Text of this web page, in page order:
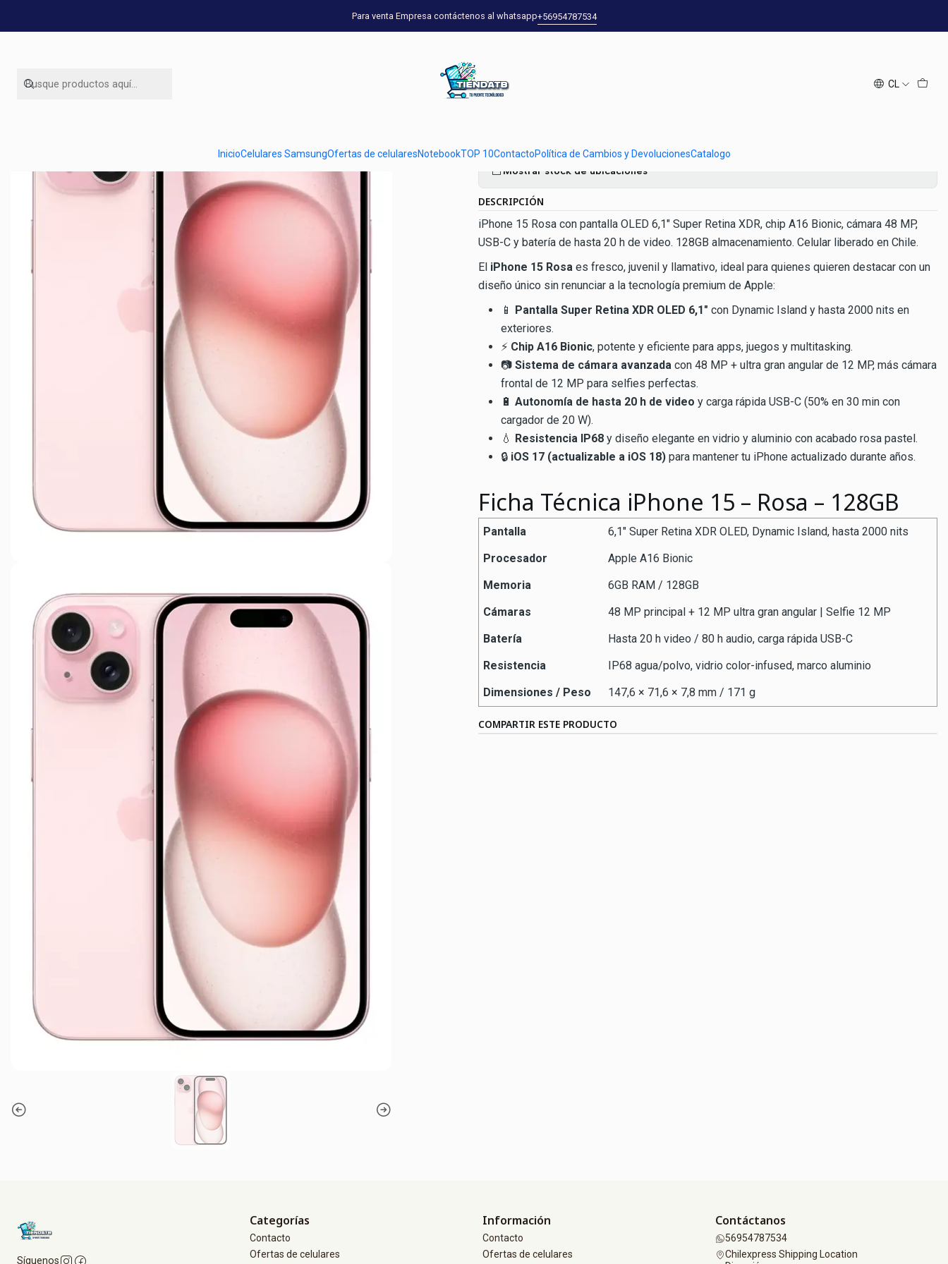
CL
InicioCelulares SamsungOfertas de celularesNotebookTOP 10ContactoPolítica de Cambios y DevolucionesCatalogo
Para venta Empresa contáctenos al whatsapp+56954787534
Ofertas de celulares iPhone 15 128GB Rosa | Super Retina XDR OLED 6,1″ Liberado Chile
iPhone 15 128GB Rosa | Super Retina
XDR OLED 6,1″ Liberado Chile
Mostrar stock de ubicaciones
DESCRIPCIÓN
iPhone 15 Rosa con pantalla OLED 6,1″ Super Retina XDR, chip A16 Bionic, cámara 48 MP,
USB-C y batería de hasta 20 h de video. 128GB almacenamiento. Celular liberado en Chile.
El iPhone 15 Rosa es fresco, juvenil y llamativo, ideal para quienes quieren destacar con un
diseño único sin renunciar a la tecnología premium de Apple:
📱 Pantalla Super Retina XDR OLED 6,1″ con Dynamic Island y hasta 2000 nits en
exteriores.
⚡ Chip A16 Bionic, potente y eficiente para apps, juegos y multitasking.
📷 Sistema de cámara avanzada con 48 MP + ultra gran angular de 12 MP, más cámara
frontal de 12 MP para selfies perfectas.
🔋 Autonomía de hasta 20 h de video y carga rápida USB-C (50% en 30 min con
cargador de 20 W).
💧 Resistencia IP68 y diseño elegante en vidrio y aluminio con acabado rosa pastel.
🔒 iOS 17 (actualizable a iOS 18) para mantener tu iPhone actualizado durante años.
Ficha Técnica iPhone 15 – Rosa – 128GB
Pantalla
6,1″ Super Retina XDR OLED, Dynamic Island, hasta 2000 nits
Procesador
Apple A16 Bionic
Memoria
6GB RAM / 128GB
Cámaras
48 MP principal + 12 MP ultra gran angular | Selfie 12 MP
Batería
Hasta 20 h video / 80 h audio, carga rápida USB-C
Resistencia
IP68 agua/polvo, vidrio color-infused, marco aluminio
Dimensiones / Peso
147,6 × 71,6 × 7,8 mm / 171 g
COMPARTIR ESTE PRODUCTO
Síguenos
Categorías
Contacto
Ofertas de celulares
Información
Contacto
Ofertas de celulares
Contáctanos
56954787534
Chilexpress Shipping Location